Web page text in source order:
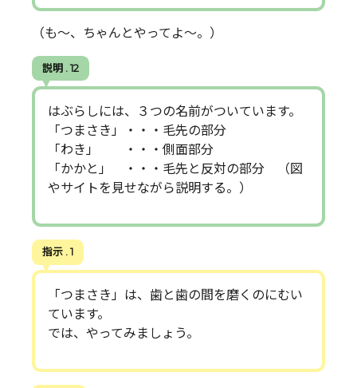
（も～、ちゃんとやってよ～。）
説明 . 12
はぶらしには、３つの名前がついています。
「つまさき」・・・毛先の部分
「わき」 ・・・側面部分
「かかと」 ・・・毛先と反対の部分 （図
やサイトを見せながら説明する。）
指示 . 1
「つまさき」は、歯と歯の間を磨くのにむい
ています。
では、やってみましょう。